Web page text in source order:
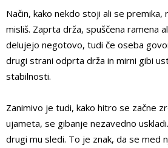
Način, kako nekdo stoji ali se premika,
misliš. Zaprta drža, spuščena ramena
delujejo negotovo, tudi če oseba
drugi strani odprta drža in mirni gibi
stabilnosti.
Zanimivo je tudi, kako hitro se začne
ujameta, se gibanje nezavedno
drugi mu sledi. To je znak, da se med